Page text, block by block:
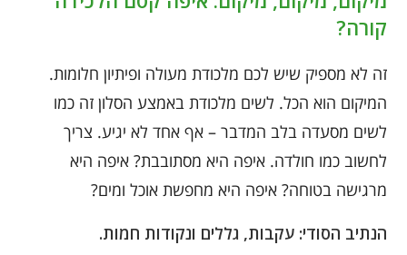
קורה?
זה לא מספיק שיש לכם מלכודת מעולה ופיתיון חלומות.
המיקום הוא הכל. לשים מלכודת באמצע הסלון זה כמו
לשים מסעדה בלב המדבר – אף אחד לא יגיע. צריך
לחשוב כמו חולדה. איפה היא מסתובבת? איפה היא
מרגישה בטוחה? איפה היא מחפשת אוכל ומים?
הנתיב הסודי: עקבות, גללים ונקודות חמות.